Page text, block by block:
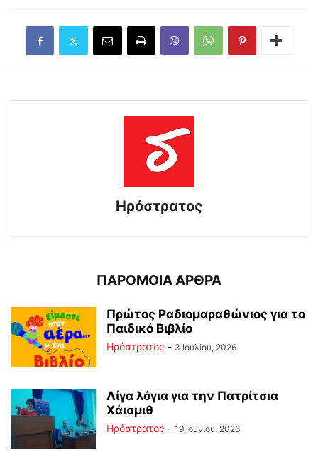
Ηρόστρατος
ΠΑΡΟΜΟΙΑ ΑΡΘΡΑ
Πρώτος Ραδιομαραθώνιος για το
Παιδικό Βιβλίο
Ηρόστρατος - 3 Ιουλίου, 2026
Λίγα λόγια για την Πατρίτσια
Χάισμιθ
Ηρόστρατος - 19 Ιουνίου, 2026